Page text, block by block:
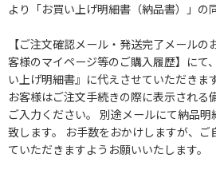
より「お買い上げ明細書（納品書）」の
【ご注文確認メール・発送完了メール
客様のマイページ等のご購入履歴】にて
い上げ明細書』に代えさせていただきま
お客様はご注文手続きの際に表示される
ご入力ください。 別途メールにて納品明
致します。 お手数をおかけしますが、ご
ていただきますようお願いいたします。